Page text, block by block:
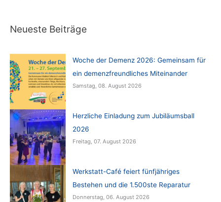
Neueste Beiträge
Woche der Demenz 2026: Gemeinsam für
ein demenzfreundliches Miteinander
Samstag, 08. August 2026
Herzliche Einladung zum Jubiläumsball
2026
Freitag, 07. August 2026
Werkstatt-Café feiert fünfjähriges
Bestehen und die 1.500ste Reparatur
Donnerstag, 06. August 2026